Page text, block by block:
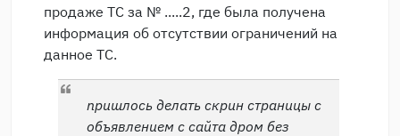
продаже ТС за № .....2, где была получена
информация об отсутствии ограничений на
данное ТС.
пришлось делать скрин страницы с
объявлением с сайта дром без